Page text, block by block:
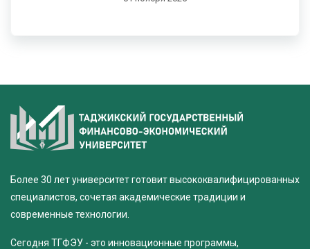
Более 30 лет университет готовит высококвалифицированных
специалистов, сочетая академические традиции и
современные технологии.
Сегодня ТГФЭУ - это инновационные программы,